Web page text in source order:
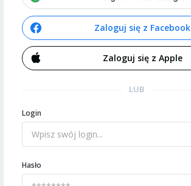
Zaloguj się z Facebook
Zaloguj się z Apple
LUB
Login
Hasło